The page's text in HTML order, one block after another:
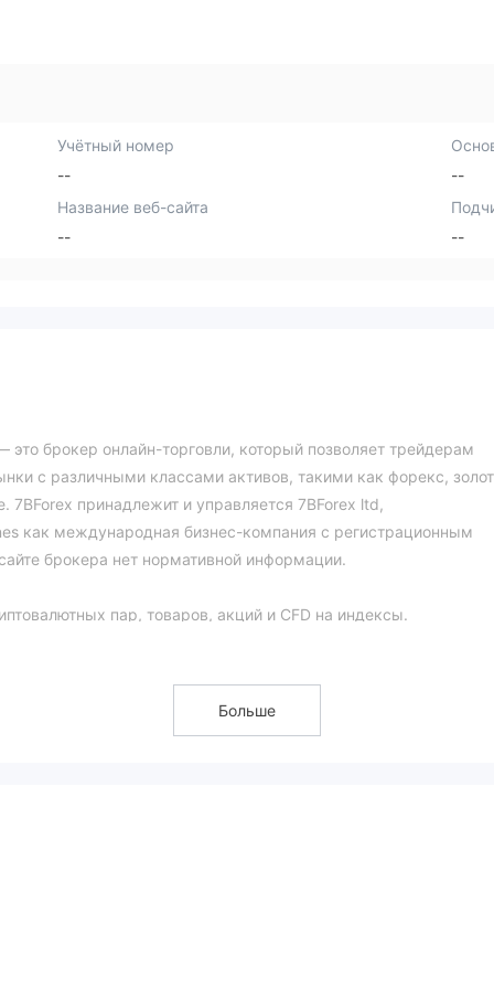
Учётный номер
--
--
Название веб-сайта
--
--
брокер онлайн-торговли, который позволяет трейдерам
с различными классами активов, такими как форекс,
7BForex принадлежит и управляется 7BForex ltd,
как международная бизнес-компания с регистрационным
брокера нет нормативной информации.
пар, товаров, акций и CFD на индексы.
Больше